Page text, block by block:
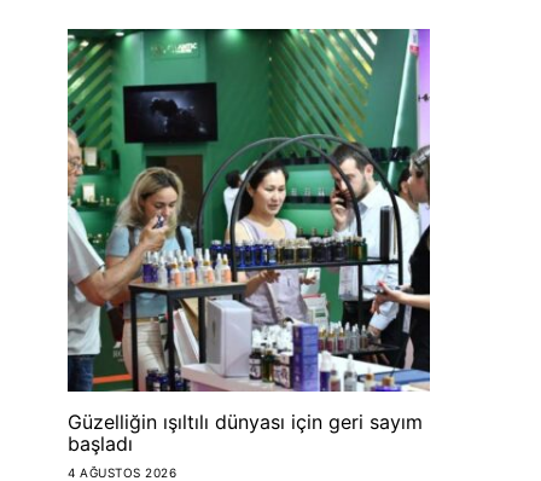
Güzelliğin ışıltılı dünyası için geri sayım
başladı
4 AĞUSTOS 2026